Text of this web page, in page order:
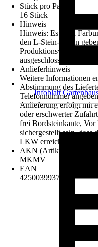
Stück pro Palette
16 Stück
Hinweis
Hinweis: Es kann
den L-Stein-Ecken
Produktionsverfahren
ausgeschlossen werden
Anlieferhinweis
Weitere Informationen
Abstimmung des
Telefonnummer
Anlieferung erfolgt mit
oder erschwerter
frei Bordsteinkante,
sichergestellt sein, dass
LKW erreichbar ist.
AKN
MKMV
EAN
4250039937099
Infoblatt